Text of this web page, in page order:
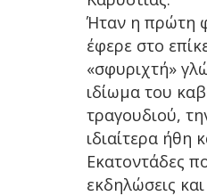
Ήταν η πρώτη
έφερε στο
«σφυριχτή»
ιδίωμα του
τραγουδιού,
ιδιαίτερα ήθη
Εκατοντάδες
εκδηλώσεις